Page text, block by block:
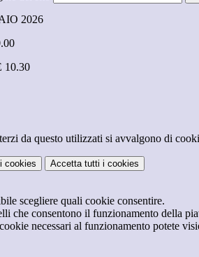
2026
10.30
da questo utilizzati si avvalgono di
i cookies Accetta tutti i cookies
scegliere quali cookie consentire.
che consentono il funzionamento della
necessari al funzionamento potete